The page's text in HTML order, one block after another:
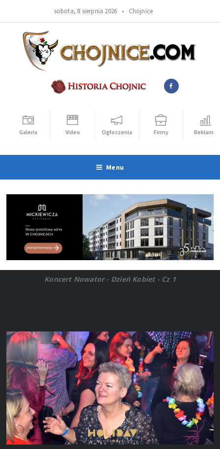
sobota, 8 sierpnia 2026 • Chojnice
Galeria Video Ogłoszenia Firmy Reklama
Menu
Koncert Nowator - Dzień Kobiet - Cz 1